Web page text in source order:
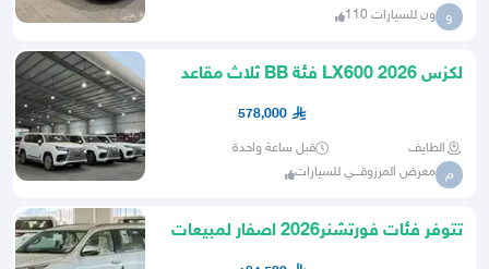
و ون للسيارات 110
لكزس 2026 LX600 فئة BB ثلاث مقاعد
578,000
الطايف قبل ساعة واحدة
م معرض المرزوقـــي للسيارات
تتوفر فئات فورتشنر2026 اصفار لمبيعات
البنوك ودفعتين بافل ربح